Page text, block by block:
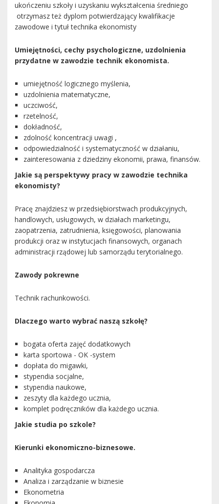
ukończeniu szkoły i uzyskaniu wykształcenia średniego
otrzymasz też dyplom potwierdzający kwalifikacje
zawodowe i tytuł technika ekonomisty
Umiejętności, cechy psychologiczne, uzdolnienia
przydatne w zawodzie technik ekonomista.
umiejętność logicznego myślenia,
uzdolnienia matematyczne,
uczciwość,
rzetelność,
dokładność,
zdolność koncentracji uwagi ,
odpowiedzialność i systematyczność w działaniu,
zainteresowania z dziedziny ekonomii, prawa, finansów.
Jakie są perspektywy pracy w zawodzie technika
ekonomisty?
Pracę znajdziesz w przedsiębiorstwach produkcyjnych,
handlowych, usługowych, w działach marketingu,
zaopatrzenia, zatrudnienia, księgowości, planowania
produkcji oraz w instytucjach finansowych, organach
administracji rządowej lub samorządu terytorialnego.
Zawody pokrewne
Technik rachunkowości.
Dlaczego warto wybrać naszą szkołę?
bogata oferta zajęć dodatkowych
karta sportowa - OK -system
dopłata do migawki,
stypendia socjalne,
stypendia naukowe,
zeszyty dla każdego ucznia,
komplet podręczników dla każdego ucznia.
Jakie studia po szkole?
Kierunki ekonomiczno-biznesowe.
Analityka gospodarcza
Analiza i zarządzanie w biznesie
Ekonometria